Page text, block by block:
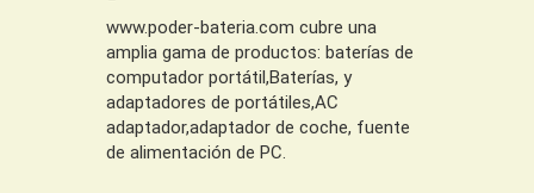
www.poder-bateria.com cubre una
amplia gama de productos: baterías de
computador portátil,Baterías, y
adaptadores de portátiles,AC
adaptador,adaptador de coche, fuente
de alimentación de PC.